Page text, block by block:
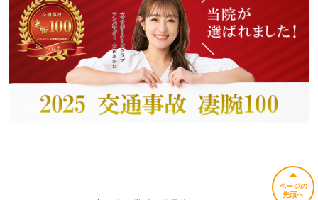
ページの
先頭へ